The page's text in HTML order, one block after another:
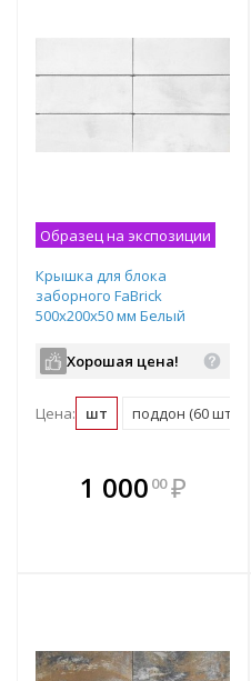
Образец на экспозиции
Крышка для блока
заборного FaBrick
500х200х50 мм Белый
Хорошая цена!
Цена: шт поддон (60 шт)
1 000 00 ₽
В комплекте
всегда выгоднее!